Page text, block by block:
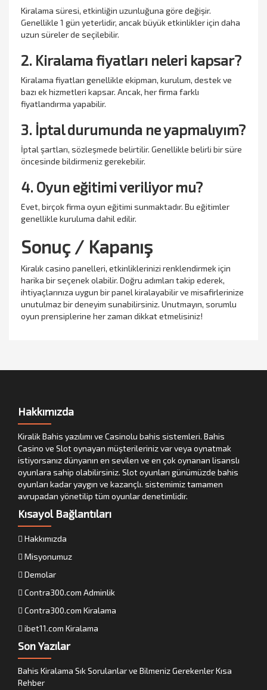
Kiralama süresi, etkinliğin uzunluğuna göre değişir.
Genellikle 1 gün yeterlidir, ancak büyük etkinlikler için daha
uzun süreler de seçilebilir.
2. Kiralama fiyatları neleri kapsar?
Kiralama fiyatları genellikle ekipman, kurulum, destek ve
bazı ek hizmetleri kapsar. Ancak, her firma farklı
fiyatlandırma yapabilir.
3. İptal durumunda ne yapmalıyım?
İptal şartları, sözleşmede belirtilir. Genellikle belirli bir süre
öncesinde bildirmeniz gerekebilir.
4. Oyun eğitimi veriliyor mu?
Evet, birçok firma oyun eğitimi sunmaktadır. Bu eğitimler
genellikle kuruluma dahil edilir.
Sonuç / Kapanış
Kiralık casino panelleri, etkinliklerinizi renklendirmek için
harika bir seçenek olabilir. Doğru adımları takip ederek,
ihtiyaçlarınıza uygun bir panel kiralayabilir ve misafirlerinize
unutulmaz bir deneyim sunabilirsiniz. Unutmayın, sorumlu
oyun prensiplerine her zaman dikkat etmelisiniz!
Hakkımızda
Kiralik Bahis yazılımı ve Casinolu bahis sistemleri. Bahis
Casino ve Slot oynayan müşterileriniz var veya oynatmak
istiyorsanız dünyanın en sevilen ve en çok oynanan lisanslı
oyunlara sahip olabilirsiniz. Slot oyunları günümüzde bahis
oyunları kadar yaygın ve kazançlı. sistemimiz tamamen
avrupadan yönetilip tüm oyunlar denetimlidir.
Kısayol Bağlantıları
Hakkımızda
Misyonumuz
Demolar
Contra300.com Adminlik
Contra300.com Kiralama
ibet11.com Kiralama
Son Yazılar
Bahis Kiralama Sık Sorulanlar ve Bilmeniz Gerekenler Kısa
Rehber